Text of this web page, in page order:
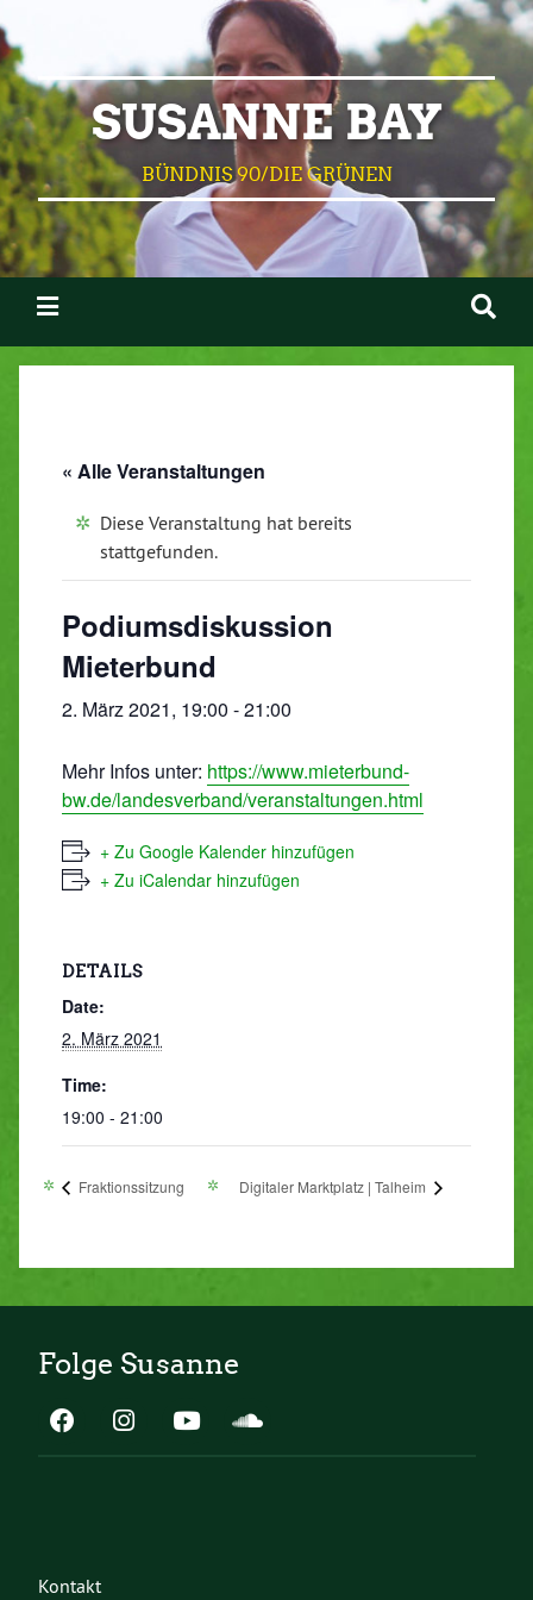
SUSANNE BAY
BÜNDNIS 90/DIE GRÜNEN
« Alle Veranstaltungen
Diese Veranstaltung hat bereits
stattgefunden.
Podiumsdiskussion
Mieterbund
2. März 2021, 19:00 -21:00
Mehr Infos unter: https://www.mieterbund-
bw.de/landesverband/veranstaltungen.html
+ Zu Google Kalender hinzufügen
+ Zu iCalendar hinzufügen
DETAILS
Date:
2. März 2021
Time:
19:00 - 21:00
Fraktionssitzung Digitaler Marktplatz | Talheim
Folge Susanne
Kontakt